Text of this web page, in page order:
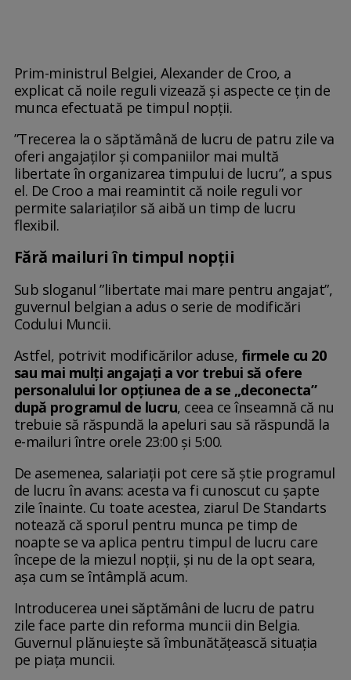
Prim-ministrul Belgiei, Alexander de Croo, a
explicat că noile reguli vizează și aspecte ce țin de
munca efectuată pe timpul nopții.
”Trecerea la o săptămână de lucru de patru zile va
oferi angajaților și companiilor mai multă
libertate în organizarea timpului de lucru”, a spus
el. De Croo a mai reamintit că noile reguli vor
permite salariaților să aibă un timp de lucru
flexibil.
Fără mailuri în timpul nopții
Sub sloganul ”libertate mai mare pentru angajat”,
guvernul belgian a adus o serie de modificări
Codului Muncii.
Astfel, potrivit modificărilor aduse, firmele cu 20
sau mai mulți angajați a vor trebui să ofere
personalului lor opțiunea de a se „deconecta”
după programul de lucru, ceea ce înseamnă că nu
trebuie să răspundă la apeluri sau să răspundă la
e-mailuri între orele 23:00 și 5:00.
De asemenea, salariații pot cere să știe programul
de lucru în avans: acesta va fi cunoscut cu șapte
zile înainte. Cu toate acestea, ziarul De Standarts
notează că sporul pentru munca pe timp de
noapte se va aplica pentru timpul de lucru care
începe de la miezul nopții, și nu de la opt seara,
așa cum se întâmplă acum.
Introducerea unei săptămâni de lucru de patru
zile face parte din reforma muncii din Belgia.
Guvernul plănuiește să îmbunătățească situația
pe piața muncii.